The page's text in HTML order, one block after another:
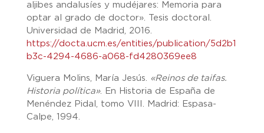
aljibes andalusíes y mudéjares: Memoria para
optar al grado de doctor». Tesis doctoral.
Universidad de Madrid, 2016.
https://docta.ucm.es/entities/publication/5d2b1
b3c-4294-4686-a068-fd4280369ee8
Viguera Molins, María Jesús. «Reinos de taifas.
Historia política». En Historia de España de
Menéndez Pidal, tomo VIII. Madrid: Espasa-
Calpe, 1994.